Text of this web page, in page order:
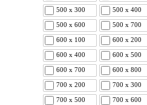
500 x 300 500 x 400
500 x 600 500 x 700
600 x 100 600 x 200
600 x 400 600 x 500
600 x 700 600 x 800
700 x 200 700 x 300
700 x 500 700 x 600